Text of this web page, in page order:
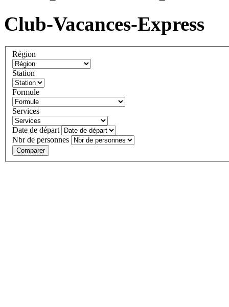
Club-Vacances-Express
Région
Station
Formule
Services
Date de départ
Nbr de personnes
Comparer